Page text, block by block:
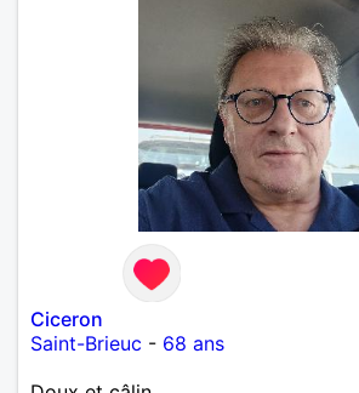
Ciceron
Saint-Brieuc - 68 ans